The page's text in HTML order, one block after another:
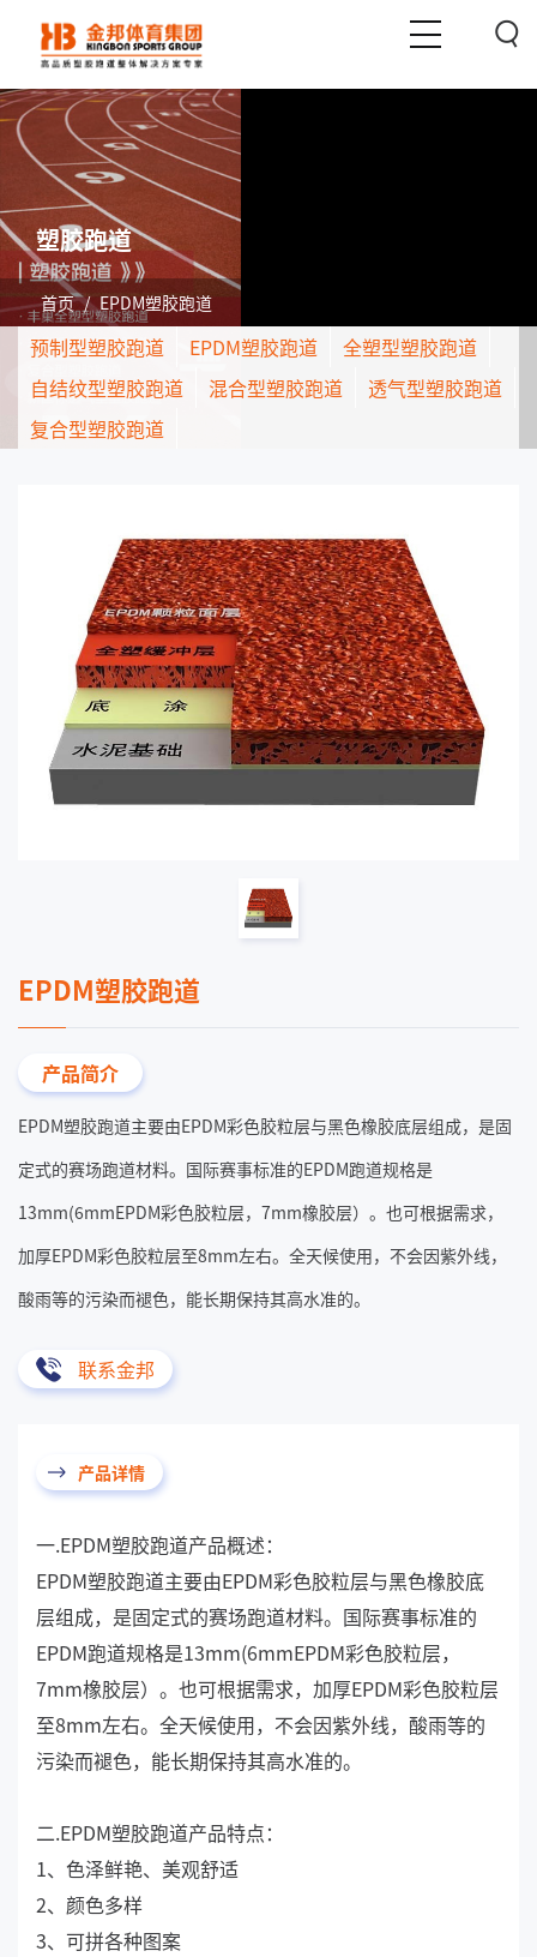
塑胶跑道
首页 / EPDM塑胶跑道
预制型塑胶跑道 EPDM塑胶跑道
全塑型塑胶跑道
自结纹型塑胶跑道
混合型塑胶跑道
透气型塑胶跑道
复合型塑胶跑道
EPDM塑胶跑道
产品简介
EPDM塑胶跑道主要由EPDM彩色胶粒层与黑色橡胶底层组成，是固
定式的赛场跑道材料。国际赛事标准的EPDM跑道规格是
13mm(6mmEPDM彩色胶粒层，7mm橡胶层）。也可根据需求，
加厚EPDM彩色胶粒层至8mm左右。全天候使用，不会因紫外线，
酸雨等的污染而褪色，能长期保持其高水准的。
联系金邦
产品详情
一.EPDM塑胶跑道产品概述：
EPDM塑胶跑道主要由EPDM彩色胶粒层与黑色橡胶底
层组成，是固定式的赛场跑道材料。国际赛事标准的
EPDM跑道规格是13mm(6mmEPDM彩色胶粒层，
7mm橡胶层）。也可根据需求，加厚EPDM彩色胶粒层
至8mm左右。全天候使用，不会因紫外线，酸雨等的
污染而褪色，能长期保持其高水准的。
二.EPDM塑胶跑道产品特点：
1、色泽鲜艳、美观舒适
2、颜色多样
3、可拼各种图案